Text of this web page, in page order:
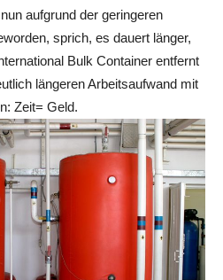
aufgrund der geringeren
sprich, es dauert länger,
Bulk Container entfernt
längeren Arbeitsaufwand mit
Zeit= Geld.